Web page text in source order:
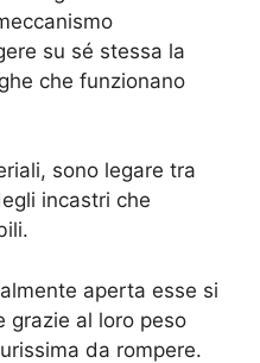
su sé stessa la
che funzionano
sono legare tra
incastri che
aperta esse si
grazie al loro peso
da rompere.